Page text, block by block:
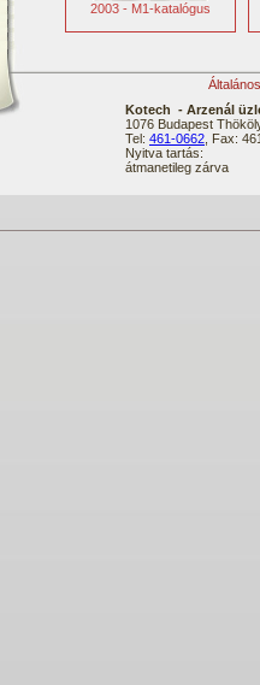
2003 - M1-katalógus
Kotech - Arzenál
1076 Budapest
Tel: 461-0662 , Fax:
Nyitva tartás:
átmanetileg zárva